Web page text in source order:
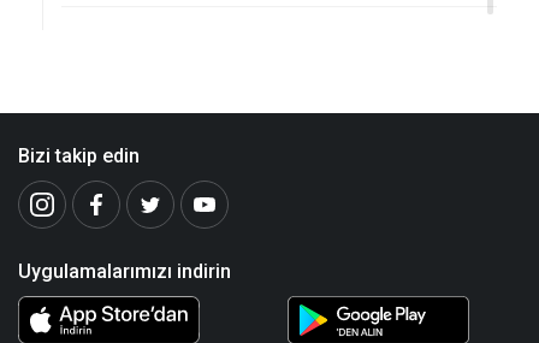
Bizi takip edin
Uygulamalarımızı indirin